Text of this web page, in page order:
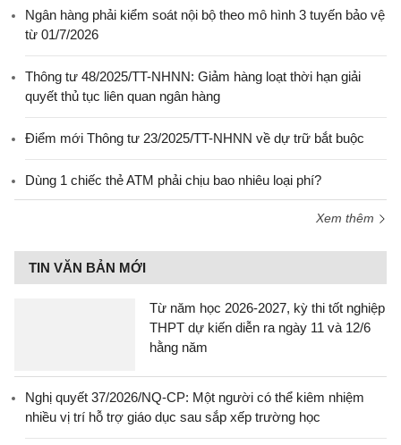
Ngân hàng phải kiểm soát nội bộ theo mô hình 3 tuyến bảo vệ
từ 01/7/2026
Thông tư 48/2025/TT-NHNN: Giảm hàng loạt thời hạn giải
quyết thủ tục liên quan ngân hàng
Điểm mới Thông tư 23/2025/TT-NHNN về dự trữ bắt buộc
Dùng 1 chiếc thẻ ATM phải chịu bao nhiêu loại phí?
Xem thêm
TIN VĂN BẢN MỚI
Từ năm học 2026-2027, kỳ thi tốt nghiệp
THPT dự kiến diễn ra ngày 11 và 12/6
hằng năm
Nghị quyết 37/2026/NQ-CP: Một người có thể kiêm nhiệm
nhiều vị trí hỗ trợ giáo dục sau sắp xếp trường học